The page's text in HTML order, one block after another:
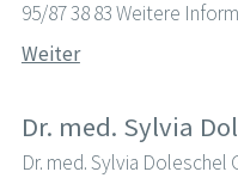
95/87 38 83 Weitere
Weiter
Dr. med. Sylvia
Dr. med. Sylvia